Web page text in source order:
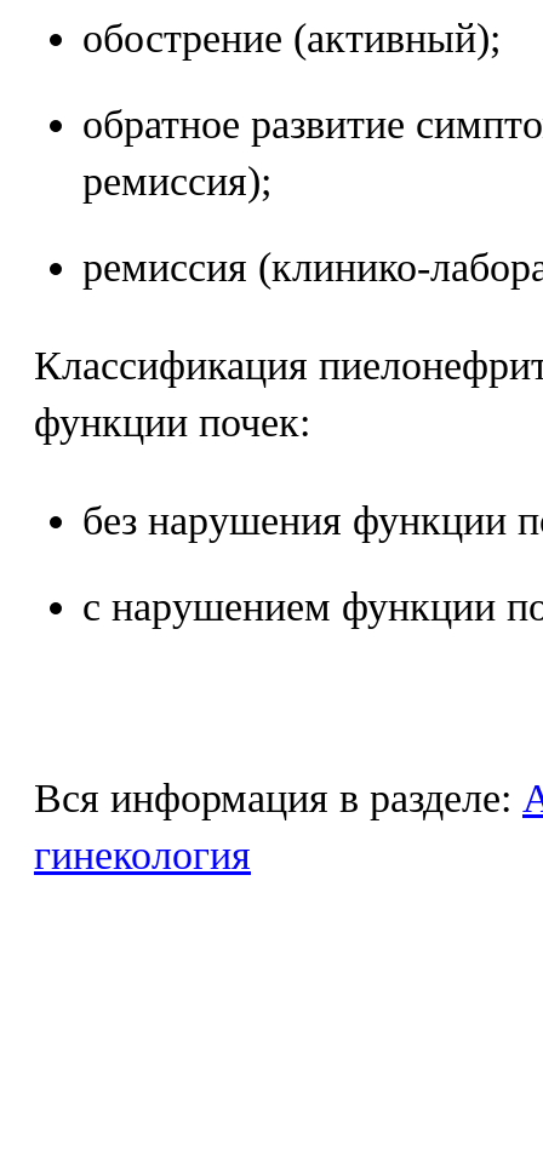
обострение (активный);
обратное развитие
ремиссия);
ремиссия (клинико-
Классификация
функции почек:
без нарушения функции
с нарушением функции
Вся информация в разделе:
гинекология